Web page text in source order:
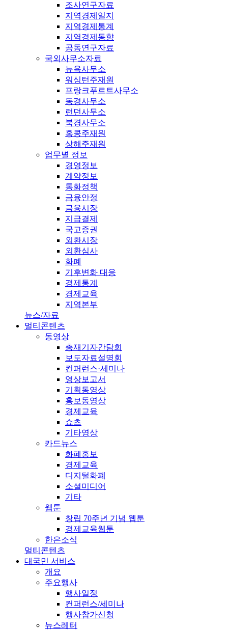
조사연구자료
지역경제일지
지역경제통계
지역경제동향
공동연구자료
국외사무소자료
뉴욕사무소
워싱턴주재원
프랑크푸르트사무소
동경사무소
런던사무소
북경사무소
홍콩주재원
상해주재원
업무별 정보
경영정보
계약정보
통화정책
금융안정
금융시장
지급결제
국고증권
외환시장
외환심사
화폐
기후변화 대응
경제통계
경제교육
지역본부
뉴스/자료
멀티콘텐츠
동영상
총재기자간담회
보도자료설명회
컨퍼런스·세미나
영상보고서
기획동영상
홍보동영상
경제교육
쇼츠
기타영상
카드뉴스
화폐홍보
경제교육
디지털화폐
소셜미디어
기타
웹툰
창립 70주년 기념 웹툰
경제교육웹툰
한은소식
멀티콘텐츠
대국민 서비스
개요
주요행사
행사일정
컨퍼런스/세미나
행사참가신청
뉴스레터